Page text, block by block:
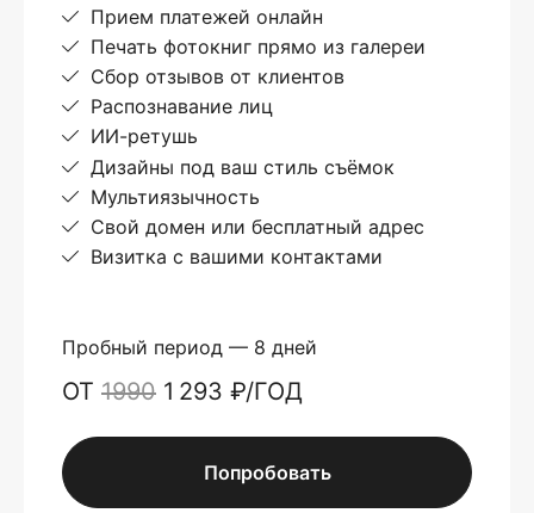
Прием платежей онлайн
Печать фотокниг прямо из галереи
Сбор отзывов от клиентов
Распознавание лиц
ИИ-ретушь
Дизайны под ваш стиль съёмок
Мультиязычность
Свой домен или бесплатный адрес
Визитка с вашими контактами
Пробный период — 8 дней
ОТ 1990 1 293 ₽/ГОД
Попробовать